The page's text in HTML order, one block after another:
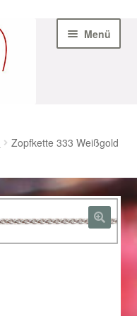
Menü
Zopfkette 333 Weißgold